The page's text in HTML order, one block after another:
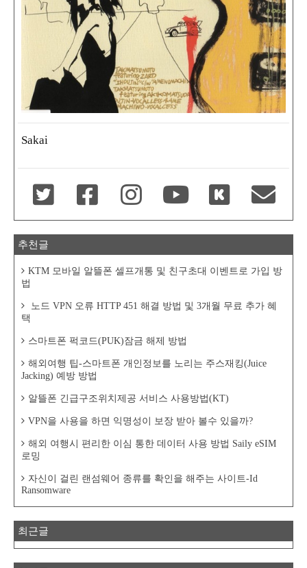
Sakai
추천글
KTM 모바일 알뜰폰 셀프개통 및 친구초대 이벤트로 가입 방
법
노드 VPN 오류 HTTP 451 해결 방법 및 3개월 무료 추가 혜
택
스마트폰 퍽코드(PUK)잠금 해제 방법
해외여행 팁-스마트폰 개인정보를 노리는 주스재킹(Juice
Jacking) 예방 방법
알뜰폰 긴급구조위치제공 서비스 사용방법(KT)
VPN을 사용을 하면 익명성이 보장 받아 볼수 있을까?
해외 여행시 편리한 이심 통한 데이터 사용 방법 Saily eSIM
로밍
자신이 걸린 랜섬웨어 종류를 확인을 해주는 사이트-Id
Ransomware
최근글